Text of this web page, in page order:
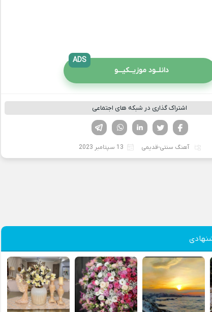
دانلــود موزیــکیـــو
ADS
اشتراک گذاری در شبکه های اجتماعی
لینکدین تویتر
فیسوک
آهنگ سنتی-قدیمی 13 سپتامبر 2023